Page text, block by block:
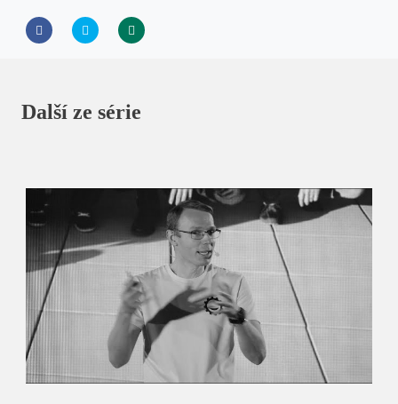
Další ze série